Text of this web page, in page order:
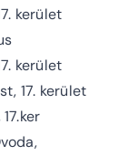
kerület
kerület
17. kerület